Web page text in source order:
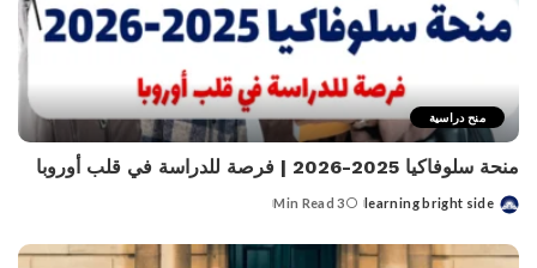
منح دراسية
منحة سلوفاكيا 2025-2026 | فرصة للدراسة في قلب أوروبا
Posted
learning bright side
3 Min Read